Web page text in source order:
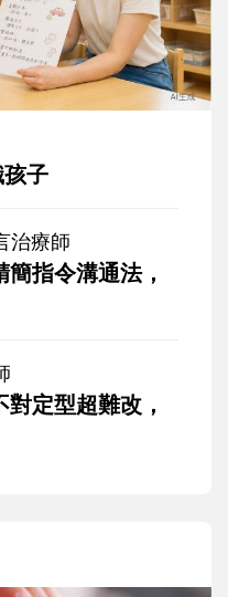
子
治療師
指令溝通法，
定型超難改，